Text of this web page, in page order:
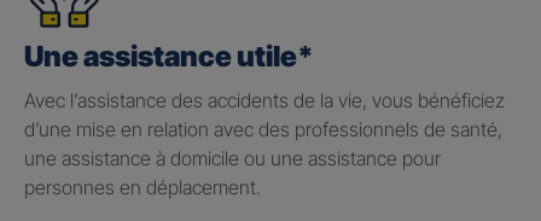
Une assistance utile*
Avec l’assistance des accidents de la vie, vous bénéficiez
d’une mise en relation avec des professionnels de santé,
une assistance à domicile ou une assistance pour
personnes en déplacement.